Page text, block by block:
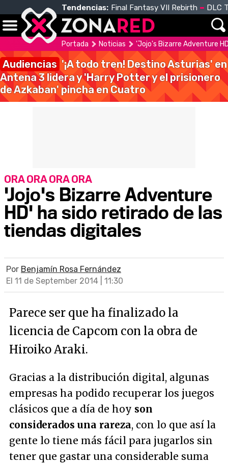
Tendencias: Final Fantasy VII Rebirth DLC
Portada Noticias 'Jojo's Bizarre Adventure
Audiencias '¡A todo tren! Destino Asturias' en
Antena 3 lidera y 'Harry Potter y el prisionero
de Azkaban' pincha en Cuatro
'Jojo's Bizarre Adventure
HD' ha sido retirado de las
tiendas digitales
ORA ORA ORA ORA
Por Benjamín Rosa Fernández
El 11 de September 2014 | 11:30
Parece ser que ha finalizado la
licencia de Capcom con la obra de
Hiroiko Araki.
Gracias a la distribución digital, algunas
empresas ha podido recuperar los juegos
clásicos que a día de hoy son
considerados una rareza, con lo que así la
gente lo tiene más fácil para jugarlos sin
tener que gastar una considerable suma